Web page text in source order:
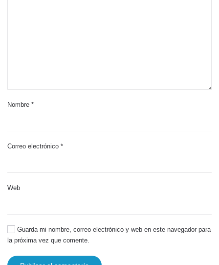
Nombre *
Correo electrónico *
Web
Guarda mi nombre, correo electrónico y web en este navegador para
la próxima vez que comente.